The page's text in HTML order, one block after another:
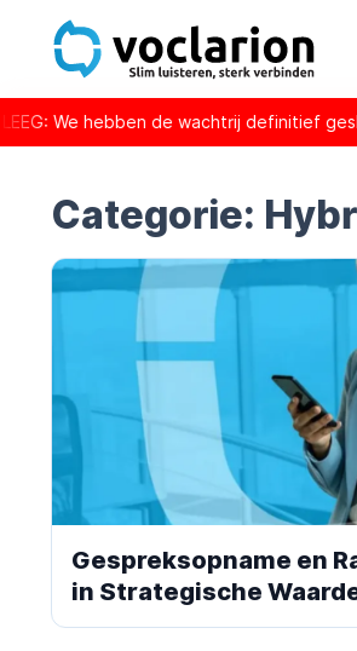
We hebben de wachtrij definitief
Categorie:
Gespreksopname en
in Strategische